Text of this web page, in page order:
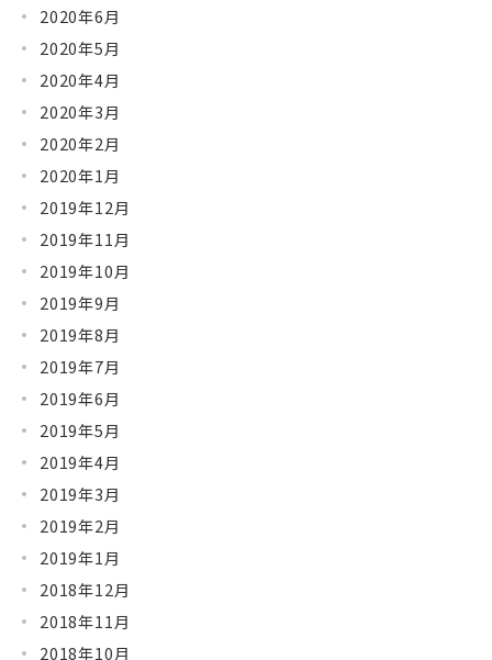
2020年6月
2020年5月
2020年4月
2020年3月
2020年2月
2020年1月
2019年12月
2019年11月
2019年10月
2019年9月
2019年8月
2019年7月
2019年6月
2019年5月
2019年4月
2019年3月
2019年2月
2019年1月
2018年12月
2018年11月
2018年10月